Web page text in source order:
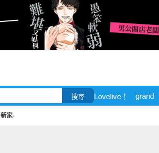
搜尋 Lovelive！ grand
家-